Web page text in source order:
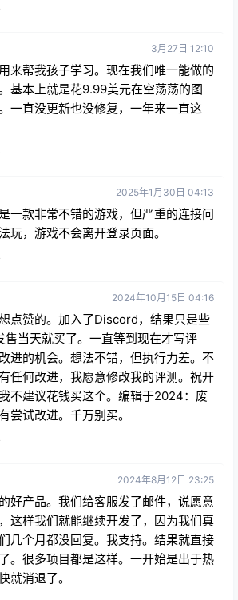
3月27日 12:10
来帮我孩子学习。现在我们唯一能做的
基本上就是花9.99美元在空荡荡的图
一直没更新也没修复，一年来一直这
2025年1月30日 04:13
一款非常不错的游戏，但严重的连接问
玩，游戏不会离开登录页面。
2024年10月15日 04:16
点赞的。加入了Discord，结果只是些
当天就买了。一直等到现在才写评
进的机会。想法不错，但执行力差。不
任何改进，我愿意修改我的评测。祝开
不建议花钱买这个。编辑于2024：废
尝试改进。千万别买。
2024年8月12日 23:25
好产品。我们给客服发了邮件，说愿意
这样我们就能继续开发了，因为我们真
几个月都没回复。我支持。结果就直接
。很多项目都是这样。一开始是出于热
就消退了。